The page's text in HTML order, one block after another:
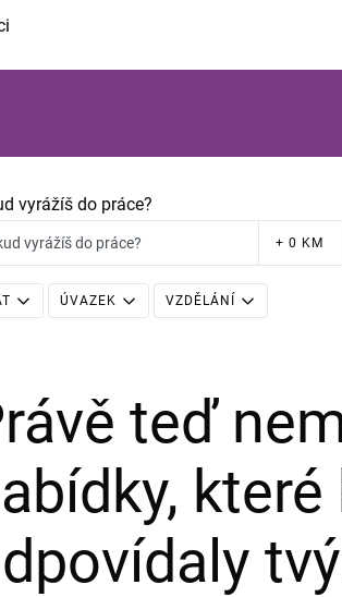
vyrážíš do práce?
vyrážíš do práce? + 0 KM
ÚVAZEK VZDĚLÁNÍ
teď
které